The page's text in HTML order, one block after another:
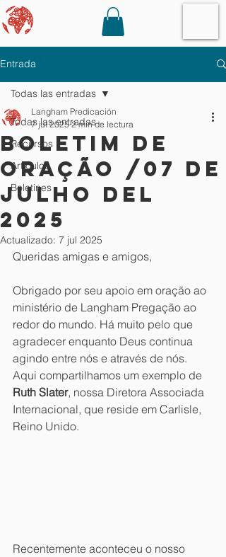
Entrada
Todas las entradas
Recursos
Artículos
Boletines
Todas las entradas
Boletim de
Oração /07 de
Julho del
2025
Langham Predicación
7 jul 2025 2 min de lectura
Actualizado: 7 jul 2025
Queridas amigas e amigos,
Obrigado por seu apoio em oração ao
ministério de Langham Pregação ao
redor do mundo. Há muito pelo que
agradecer enquanto Deus continua
agindo entre nós e através de nós.
Aqui compartilhamos um exemplo de
Ruth Slater, nossa Diretora Associada
Internacional, que reside em Carlisle,
Reino Unido.
Recentemente aconteceu o nosso